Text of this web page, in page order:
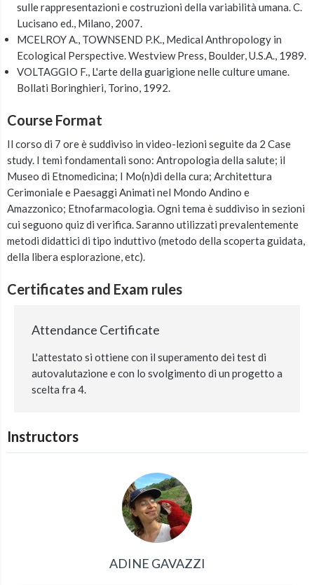
sulle rappresentazioni e costruzioni della variabilità umana. C.
Lucisano ed., Milano, 2007.
MCELROY A., TOWNSEND P.K., Medical Anthropology in
Ecological Perspective. Westview Press, Boulder, U.S.A., 1989.
VOLTAGGIO F., L'arte della guarigione nelle culture umane.
Bollati Boringhieri, Torino, 1992.
Course Format
Il corso di 7 ore è suddiviso in video-lezioni seguite da 2 Case
study. I temi fondamentali sono: Antropologia della salute; il
Museo di Etnomedicina; I Mo(n)di della cura; Architettura
Cerimoniale e Paesaggi Animati nel Mondo Andino e
Amazzonico; Etnofarmacologia. Ogni tema è suddiviso in sezioni
cui seguono quiz di verifica. Saranno utilizzati prevalentemente
metodi didattici di tipo induttivo (metodo della scoperta guidata,
della libera esplorazione, etc).
Certificates and Exam rules
Attendance Certificate
L'attestato si ottiene con il superamento dei test di
autovalutazione e con lo svolgimento di un progetto a
scelta fra 4.
Instructors
ADINE GAVAZZI